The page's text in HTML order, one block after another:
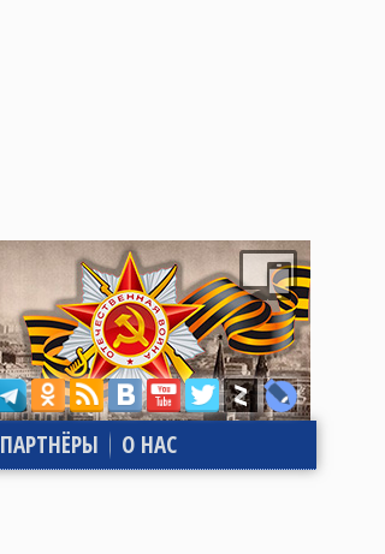
ПАРТНЁРЫ О НАС